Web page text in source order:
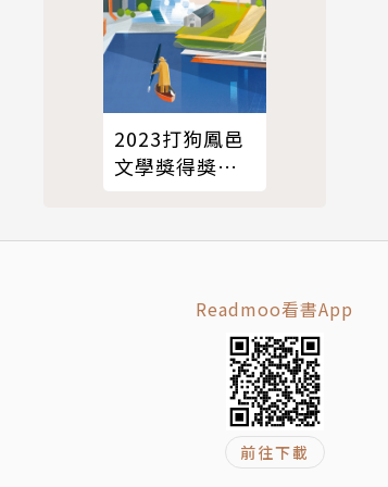
2023打狗鳳邑
文學獎得獎作
Readmoo看書App
前往下載